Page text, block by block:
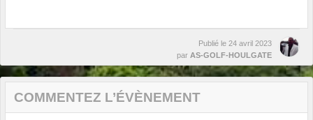
Publié le 24 avril 2023
par AS-GOLF-HOULGATE
COMMENTEZ L’ÉVÈNEMENT